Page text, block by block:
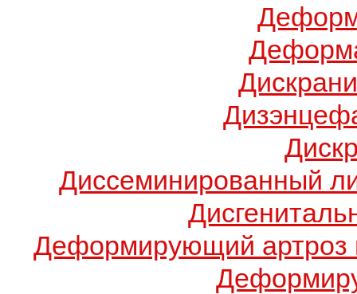
Диссеминированный
Деформирующий артроз